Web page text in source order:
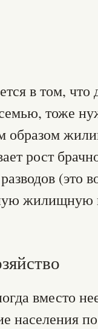
в том, что
тоже
образом
рост
(это
жилищную
вместо
населения